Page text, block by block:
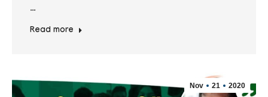
…
Read more
Nov 21 2020